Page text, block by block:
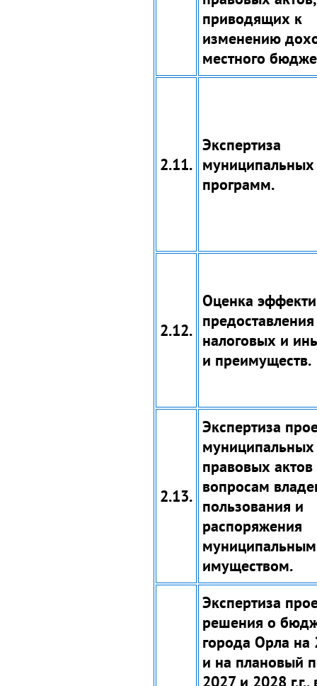
приводящих к
изменению
местного
2.11.
Экспертиза
муниципальных
программ.
2.12.
Оценка
предоставления
налоговых и
и преимуществ.
2.13.
Экспертиза
муниципальных
правовых
вопросам
пользования и
распоряжения
муниципальным
имуществом.
Экспертиза
решения о
города Орла на
и на плановый
2027 и 2028 г.г.,